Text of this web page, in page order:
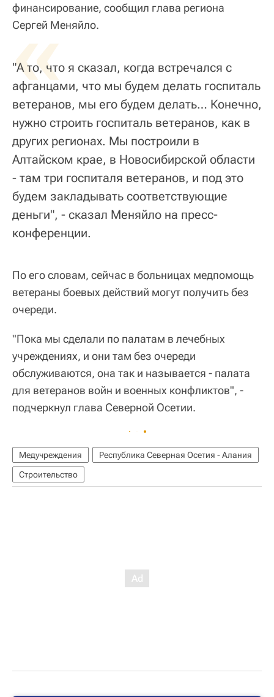
финансирование, сообщил глава региона
Сергей Меняйло.
«
"А то, что я сказал, когда встречался с
афганцами, что мы будем делать госпиталь
ветеранов, мы его будем делать… Конечно,
нужно строить госпиталь ветеранов, как в
других регионах. Мы построили в
Алтайском крае, в Новосибирской области
- там три госпиталя ветеранов, и под это
будем закладывать соответствующие
деньги", - сказал Меняйло на пресс-
конференции.
По его словам, сейчас в больницах медпомощь
ветераны боевых действий могут получить без
очереди.
"Пока мы сделали по палатам в лечебных
учреждениях, и они там без очереди
обслуживаются, она так и называется - палата
для ветеранов войн и военных конфликтов", -
подчеркнул глава Северной Осетии.
Медучреждения
Республика Северная Осетия - Алания
Строительство